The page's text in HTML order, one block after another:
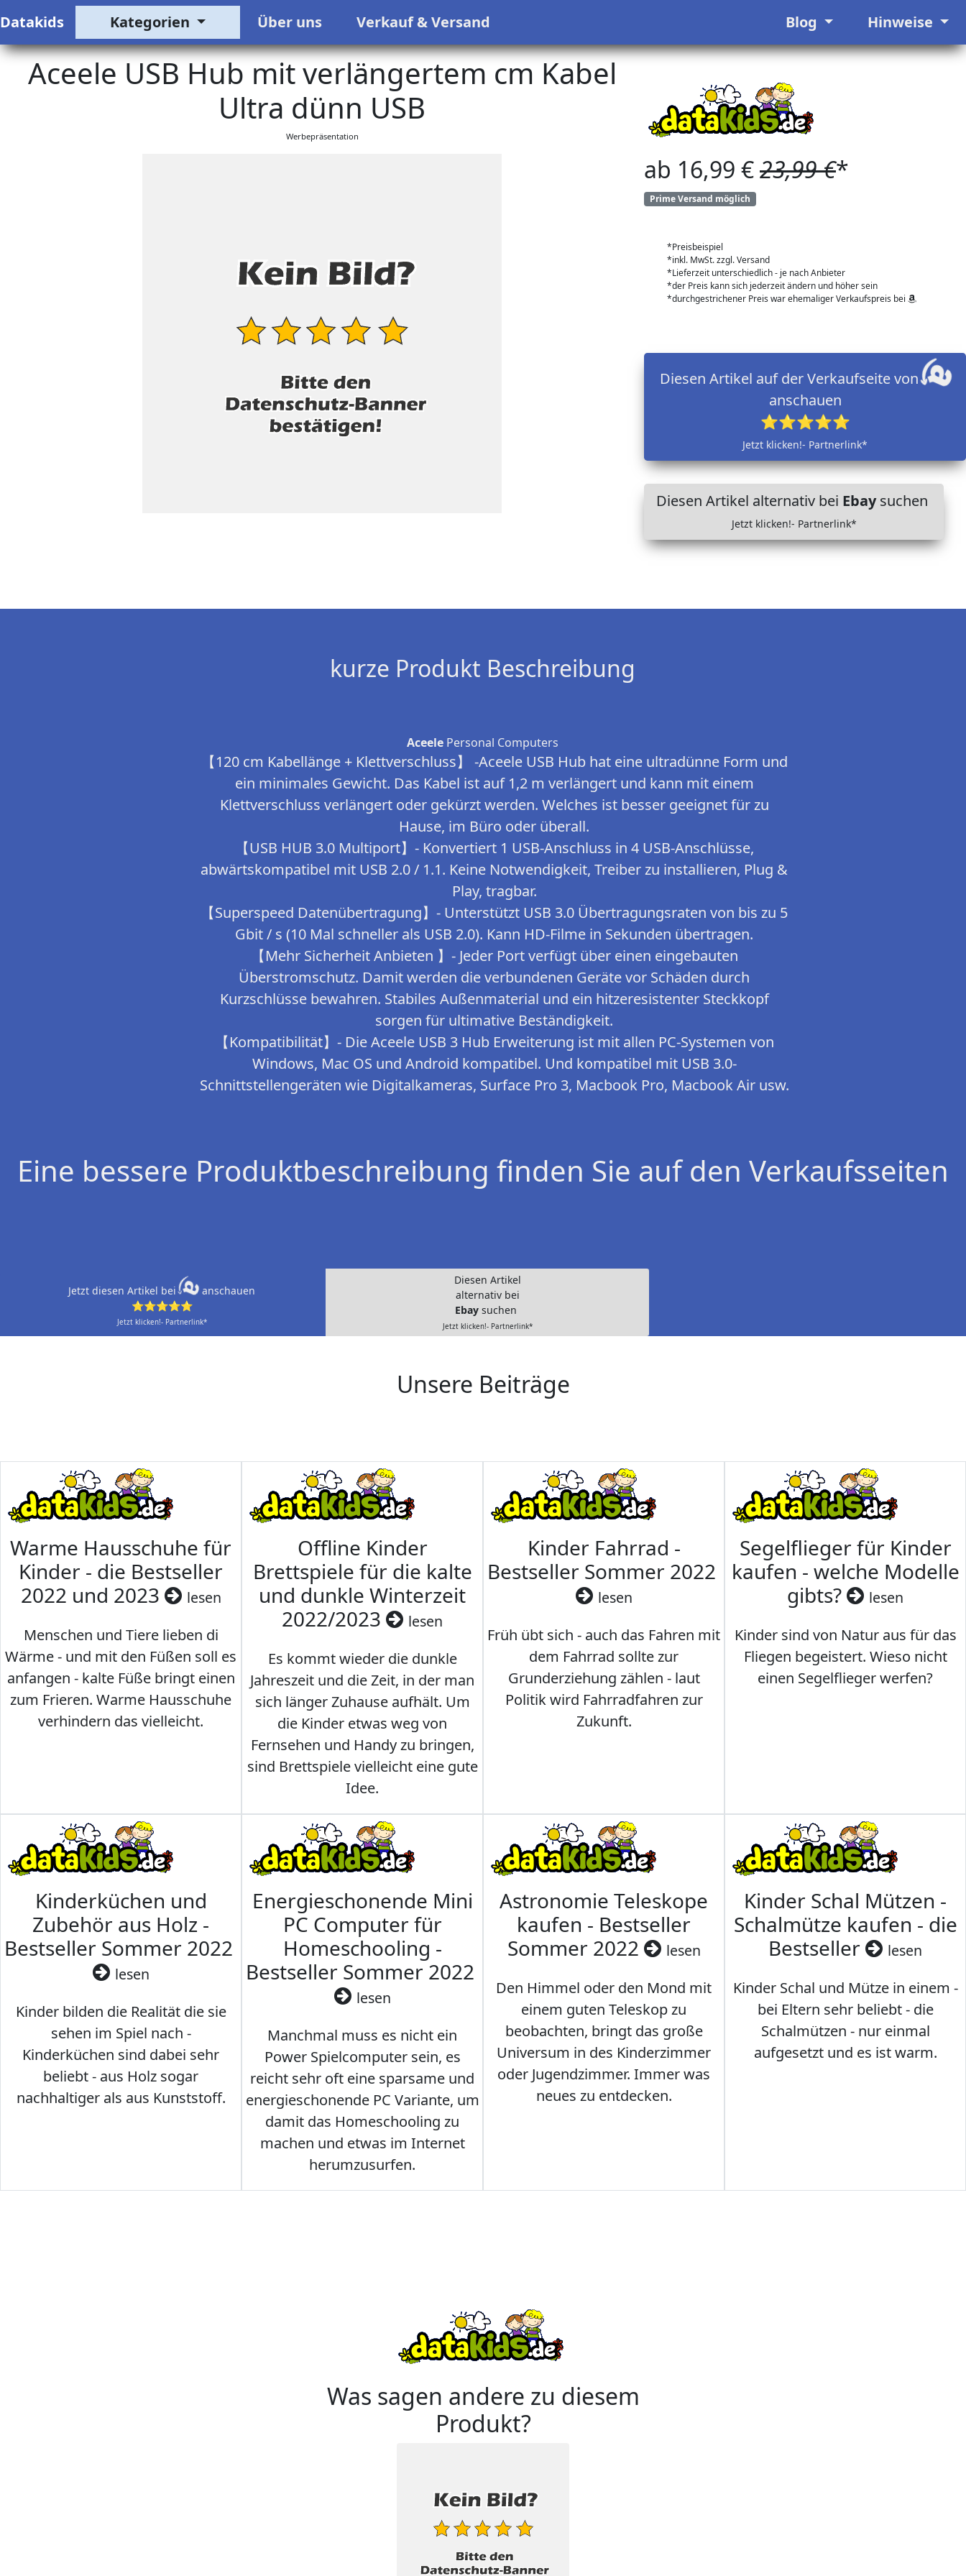
Datakids Kategorien Über uns Verkauf & Versand Blog Hinweise
Aceele USB Hub mit verlängertem cm Kabel
Ultra dünn USB
Werbepräsentation
ab 16,99 €23,99 €*
Prime Versand möglich
*Preisbeispiel
*inkl. MwSt. zzgl. Versand
*Lieferzeit unterschiedlich - je nach Anbieter
*der Preis kann sich jederzeit ändern und höher sein
*durchgestrichener Preis war ehemaliger Verkaufspreis bei
Diesen Artikel auf der Verkaufseite von
anschauen
⭐⭐⭐⭐⭐
Jetzt klicken!- Partnerlink*
Diesen Artikel alternativ bei Ebaysuchen
Jetzt klicken!- Partnerlink*
kurze Produkt Beschreibung
Aceele Personal Computers
【120 cm Kabellänge + Klettverschluss】 -Aceele USB Hub hat eine ultradünne Form und
ein minimales Gewicht. Das Kabel ist auf 1,2 m verlängert und kann mit einem
Klettverschluss verlängert oder gekürzt werden. Welches ist besser geeignet für zu
Hause, im Büro oder überall.
【USB HUB 3.0 Multiport】- Konvertiert 1 USB-Anschluss in 4 USB-Anschlüsse,
abwärtskompatibel mit USB 2.0 / 1.1. Keine Notwendigkeit, Treiber zu installieren, Plug &
Play, tragbar.
【Superspeed Datenübertragung】- Unterstützt USB 3.0 Übertragungsraten von bis zu 5
Gbit / s (10 Mal schneller als USB 2.0). Kann HD-Filme in Sekunden übertragen.
【Mehr Sicherheit Anbieten 】- Jeder Port verfügt über einen eingebauten
Überstromschutz. Damit werden die verbundenen Geräte vor Schäden durch
Kurzschlüsse bewahren. Stabiles Außenmaterial und ein hitzeresistenter Steckkopf
sorgen für ultimative Beständigkeit.
【Kompatibilität】- Die Aceele USB 3 Hub Erweiterung ist mit allen PC-Systemen von
Windows, Mac OS und Android kompatibel. Und kompatibel mit USB 3.0-
Schnittstellengeräten wie Digitalkameras, Surface Pro 3, Macbook Pro, Macbook Air usw.
Eine bessere Produktbeschreibung finden Sie auf den Verkaufsseiten
Jetzt diesen Artikel bei
anschauen
⭐⭐⭐⭐⭐
Jetzt klicken!- Partnerlink*
Diesen Artikel
alternativ bei
Ebay suchen
Jetzt klicken!- Partnerlink*
Unsere Beiträge
Warme Hausschuhe für
Kinder - die Bestseller
2022 und 2023
lesen
Menschen und Tiere lieben di
Wärme - und mit den Füßen soll es
anfangen - kalte Füße bringt einen
zum Frieren. Warme Hausschuhe
verhindern das vielleicht.
Offline Kinder
Brettspiele für die kalte
und dunkle Winterzeit
2022/2023
lesen
Es kommt wieder die dunkle
Jahreszeit und die Zeit, in der man
sich länger Zuhause aufhält. Um
die Kinder etwas weg von
Fernsehen und Handy zu bringen,
sind Brettspiele vielleicht eine gute
Idee.
Kinder Fahrrad -
Bestseller Sommer 2022
lesen
Früh übt sich - auch das Fahren mit
dem Fahrrad sollte zur
Grunderziehung zählen - laut
Politik wird Fahrradfahren zur
Zukunft.
Segelflieger für Kinder
kaufen - welche Modelle
gibts?
lesen
Kinder sind von Natur aus für das
Fliegen begeistert. Wieso nicht
einen Segelflieger werfen?
Kinderküchen und
Zubehör aus Holz -
Bestseller Sommer 2022
lesen
Kinder bilden die Realität die sie
sehen im Spiel nach -
Kinderküchen sind dabei sehr
beliebt - aus Holz sogar
nachhaltiger als aus Kunststoff.
Energieschonende Mini
PC Computer für
Homeschooling -
Bestseller Sommer 2022
lesen
Manchmal muss es nicht ein
Power Spielcomputer sein, es
reicht sehr oft eine sparsame und
energieschonende PC Variante, um
damit das Homeschooling zu
machen und etwas im Internet
herumzusurfen.
Astronomie Teleskope
kaufen - Bestseller
Sommer 2022
lesen
Den Himmel oder den Mond mit
einem guten Teleskop zu
beobachten, bringt das große
Universum in des Kinderzimmer
oder Jugendzimmer. Immer was
neues zu entdecken.
Kinder Schal Mützen -
Schalmütze kaufen - die
Bestseller
lesen
Kinder Schal und Mütze in einem -
bei Eltern sehr beliebt - die
Schalmützen - nur einmal
aufgesetzt und es ist warm.
Was sagen andere zu diesem
Produkt?